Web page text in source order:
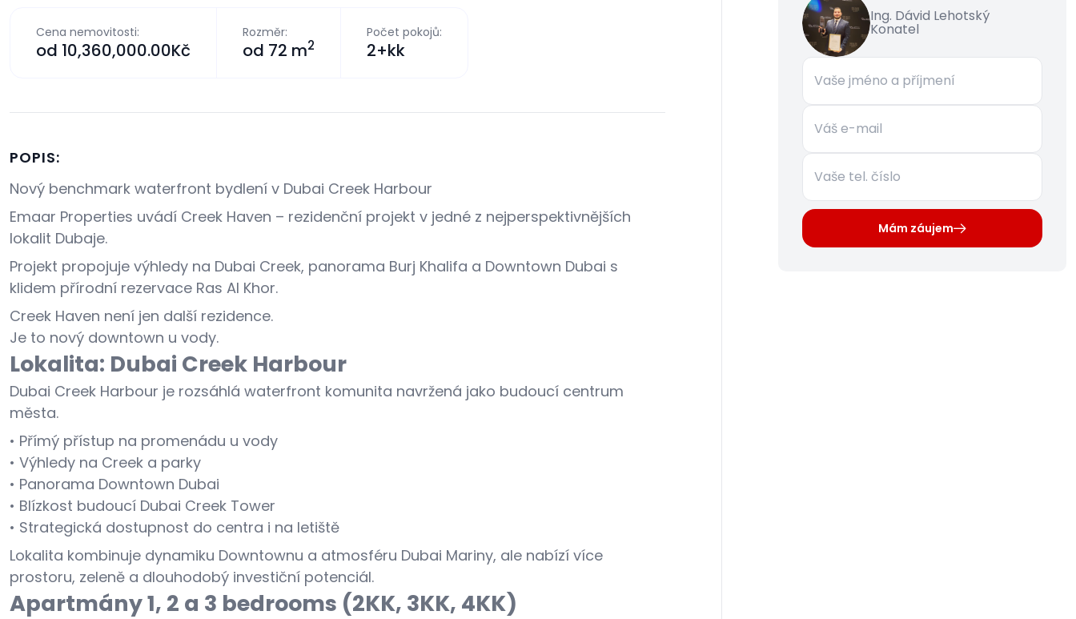
Cena nemovitosti:
od 10,360,000.00Kč
Rozměr:
od 72 m2
Počet pokojů:
2+kk
POPIS:
Nový benchmark waterfront bydlení v Dubai Creek Harbour
Emaar Properties uvádí Creek Haven – rezidenční projekt v jedné z nejperspektivnějších
lokalit Dubaje.
Projekt propojuje výhledy na Dubai Creek, panorama Burj Khalifa a Downtown Dubai s
klidem přírodní rezervace Ras Al Khor.
Creek Haven není jen další rezidence.
Je to nový downtown u vody.
Lokalita: Dubai Creek Harbour
Dubai Creek Harbour je rozsáhlá waterfront komunita navržená jako budoucí centrum
města.
• Přímý přístup na promenádu u vody
• Výhledy na Creek a parky
• Panorama Downtown Dubai
• Blízkost budoucí Dubai Creek Tower
• Strategická dostupnost do centra i na letiště
Lokalita kombinuje dynamiku Downtownu a atmosféru Dubai Mariny, ale nabízí více
prostoru, zeleně a dlouhodobý investiční potenciál.
Apartmány 1, 2 a 3 bedrooms (2KK, 3KK, 4KK)
Ing. Dávid Lehotský
Konatel
Mám záujem